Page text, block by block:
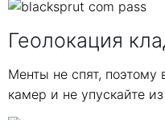
Геолокация
Менты не спят,
камер и не упускайте